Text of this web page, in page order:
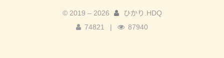
© 2019 – 2026
ひかり.HDQ
74821
| 87940